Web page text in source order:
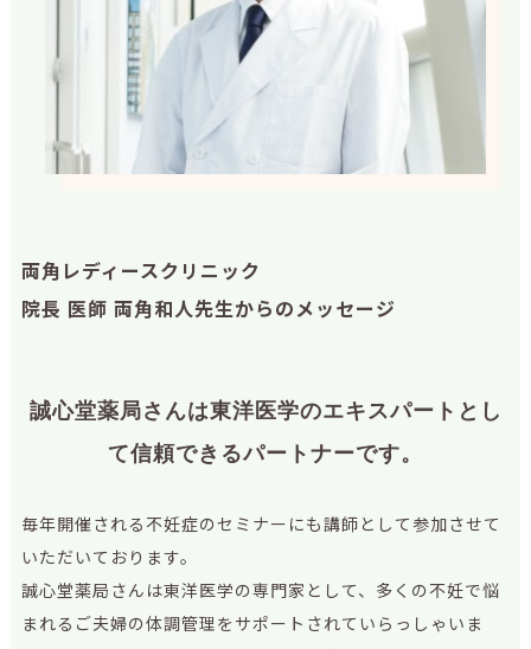
両角レディースクリニック
院長 医師 両角和人先生からのメッセージ
誠心堂薬局さんは東洋医学のエキスパートとし
て信頼できるパートナーです。
毎年開催される不妊症のセミナーにも講師として参加させて
いただいております。
誠心堂薬局さんは東洋医学の専門家として、多くの不妊で悩
まれるご夫婦の体調管理をサポートされていらっしゃいま